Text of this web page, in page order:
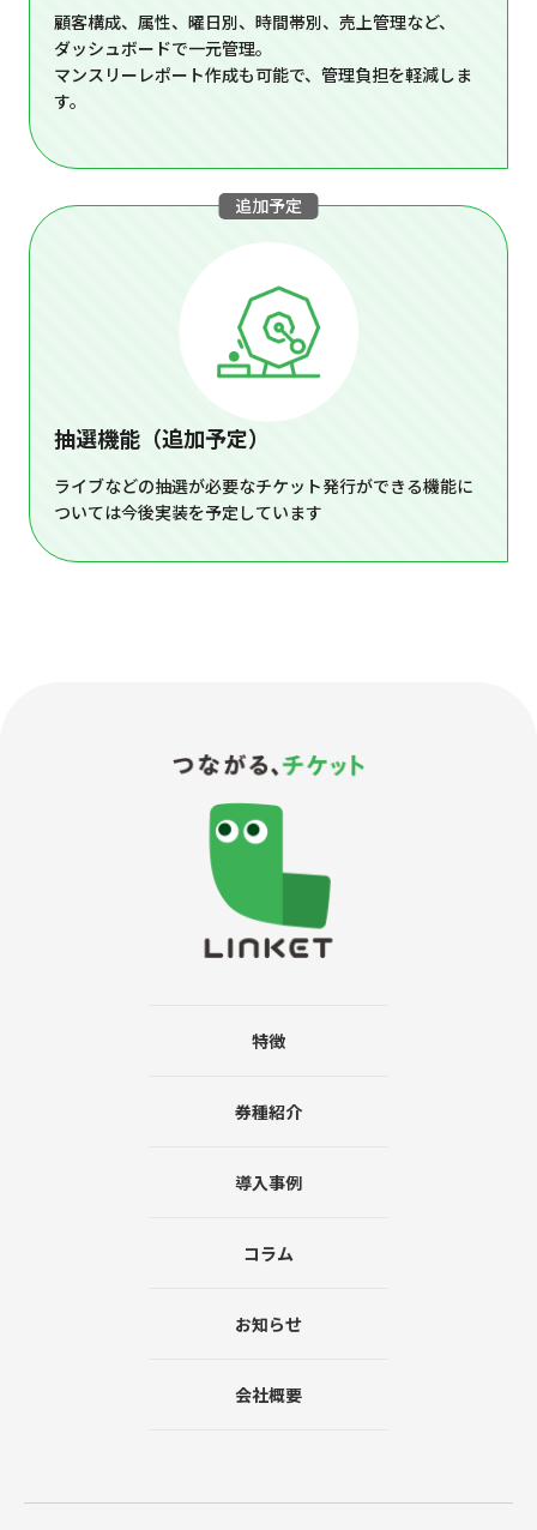
顧客構成、属性、曜日別、時間帯別、売上管理など、
ダッシュボードで一元管理。
マンスリーレポート作成も可能で、管理負担を軽減しま
す。
追加予定
抽選機能（追加予定）
ライブなどの抽選が必要なチケット発行ができる機能に
ついては今後実装を予定しています
特徴
券種紹介
導入事例
コラム
お知らせ
会社概要